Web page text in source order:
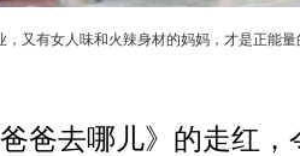
，又有女人味和火辣身材的妈妈，才是正能
去哪儿》的走红，